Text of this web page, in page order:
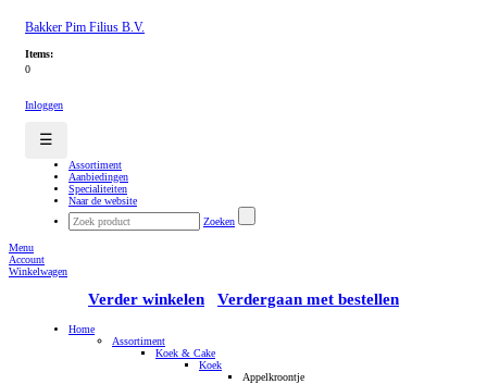
Bakker Pim Filius B.V.
Items:
0
Inloggen
☰
Assortiment
Aanbiedingen
Specialiteiten
Naar de website
Zoeken
Menu
Account
Winkelwagen
Verder winkelen Verdergaan met bestellen
Home
Assortiment
Koek & Cake
Koek
Appelkroontje